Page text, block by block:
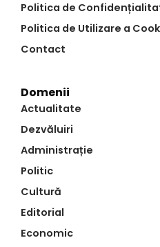
Politica de
Politica de Utilizare a
Contact
Domenii
Actualitate
Dezvăluiri
Administrație
Politic
Cultură
Editorial
Economic